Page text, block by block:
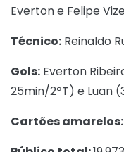
Everton e Felipe
Técnico: Reinaldo
Gols: Everton
25min/2ºT) e Luan
Cartões amarelos: